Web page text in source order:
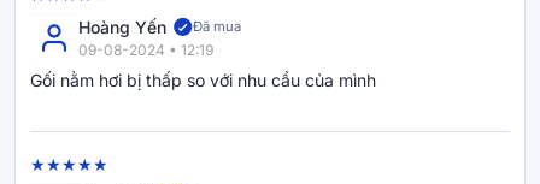
Hoàng Yến Đã mua
09-08-2024 • 12:19
Gối nằm hơi bị thấp so với nhu cầu của mình